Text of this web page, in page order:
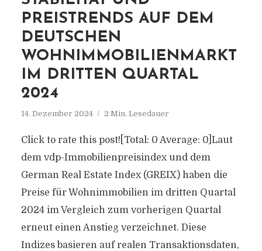
PREISTRENDS AUF DEM
DEUTSCHEN
WOHNIMMOBILIENMARKT
IM DRITTEN QUARTAL
2024
14. Dezember 2024 2 Min. Lesedauer
Click to rate this post![Total: 0 Average: 0]Laut
dem vdp-Immobilienpreisindex und dem
German Real Estate Index (GREIX) haben die
Preise für Wohnimmobilien im dritten Quartal
2024 im Vergleich zum vorherigen Quartal
erneut einen Anstieg verzeichnet. Diese
Indizes basieren auf realen Transaktionsdaten,